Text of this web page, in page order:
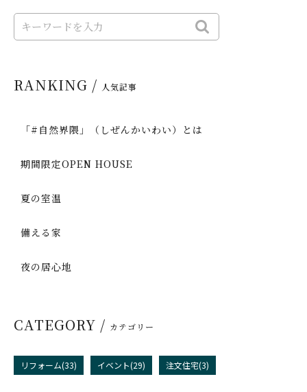
RANKING / 人気記事
「#自然界隈」（しぜんかいわい）とは
期間限定OPEN HOUSE
夏の室温
備える家
夜の居心地
CATEGORY / カテゴリー
リフォーム(33) イベント(29) 注文住宅(3)